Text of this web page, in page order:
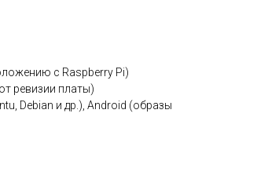
с Raspberry Pi)
ревизии платы)
Debian и др.), Android (образы